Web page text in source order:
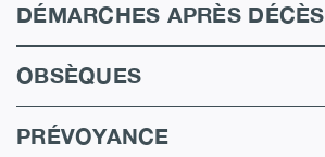
DÉMARCHES APRÈS DÉCÈS
OBSÈQUES
PRÉVOYANCE